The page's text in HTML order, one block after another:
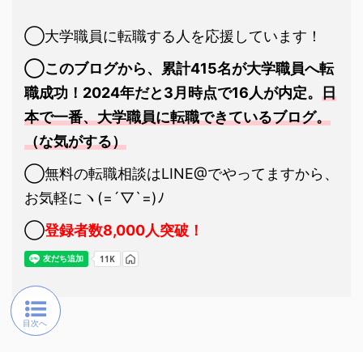
◯大学職員に転職する人を応援しています！
◯このブログから、累計415名が大学職員へ転
職成功！2024年だと3月時点で16人が内定。 日
本で一番、大学職員に転職できているブログ。
（な気がする）
◯無料の転職相談はLINE@でやってますから、
お気軽にヽ(=´▽`=)ﾉ
◯登録者数8,000人突破！